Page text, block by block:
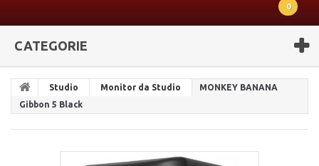
0
CATEGORIE
Studio Monitor da Studio
MONKEY BANANA
Gibbon 5 Black